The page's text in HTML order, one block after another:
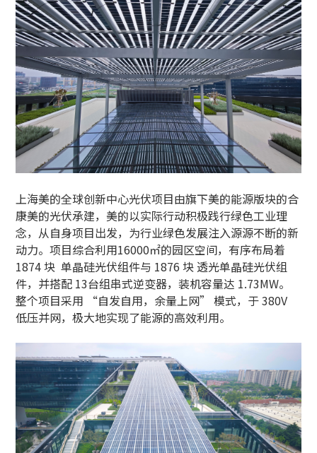
上海美的全球创新中心光伏项目由旗下美的能源版块的合
康美的光伏承建，美的以实际行动积极践行绿色工业理
念，从自身项目出发，为行业绿色发展注入源源不断的新
动力。项目综合利用16000㎡的园区空间，有序布局着
1874 块 单晶硅光伏组件与 1876 块 透光单晶硅光伏组
件，并搭配 13台组串式逆变器，装机容量达 1.73MW。
整个项目采用 “自发自用，余量上网” 模式，于 380V
低压并网，极大地实现了能源的高效利用。